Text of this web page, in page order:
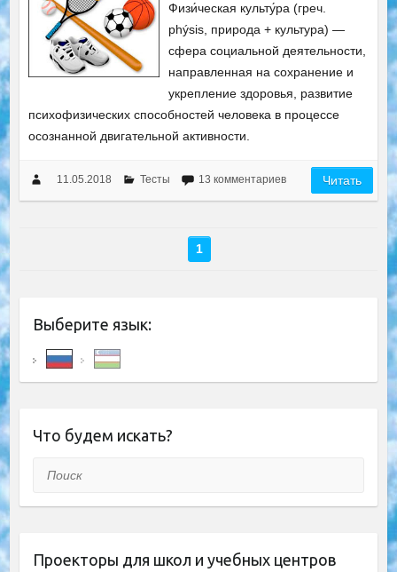
Физи́ческая культу́ра (греч.
phýsis, природа + культура) —
сфера социальной деятельности,
направленная на сохранение и
укрепление здоровья, развитие
психофизических способностей человека в процессе
осознанной двигательной активности.
11.05.2018 Тесты 13 комментариев Читать
1
Выберите язык:
Что будем искать?
Поиск
Проекторы для школ и учебных центров